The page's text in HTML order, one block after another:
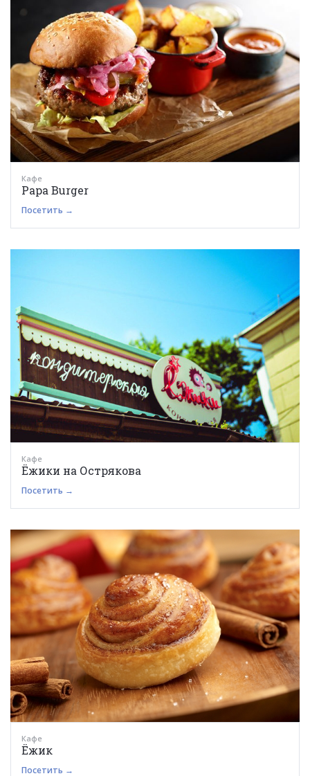
Кафе
Papa Burger
Посетить →
Кафе
Ёжики на Острякова
Посетить →
Кафе
Ёжик
Посетить →